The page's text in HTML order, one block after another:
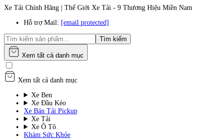
Xe Tải Chính Hãng | Thế Giới Xe Tải - 9 Thương Hiệu Miền Nam
Hỗ trợ Mail: [email protected]
Tìm kiếm
Xem tất cả danh mục
Xem tất cả danh mục
Xe Ben
Xe Đầu Kéo
Xe Bán Tải Pickup
Xe Tải
Xe Ô Tô
Khám Sức Khỏe